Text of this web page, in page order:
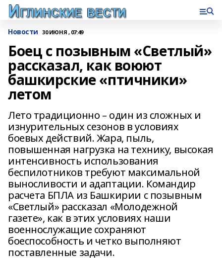
Новости 30 ИЮНЯ , 07:49
Боец с позывным «Светлый»
рассказал, как воюют
башкирские «птичники»
летом
Лето традиционно – один из сложных и
изнурительных сезонов в условиях
боевых действий. Жара, пыль,
повышенная нагрузка на технику, высокая
интенсивность использования
беспилотников требуют максимальной
выносливости и адаптации. Командир
расчета БПЛА из Башкирии с позывным
«Светлый» рассказал «Молодежной
газете», как в этих условиях наши
военнослужащие сохраняют
боеспособность и четко выполняют
поставленные задачи.